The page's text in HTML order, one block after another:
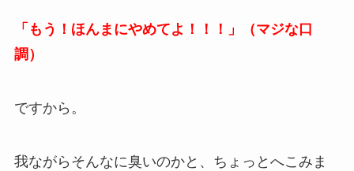
「もう！ほんまにやめてよ！！！」（マジな口
調）
ですから。
我ながらそんなに臭いのかと、ちょっとへこみま